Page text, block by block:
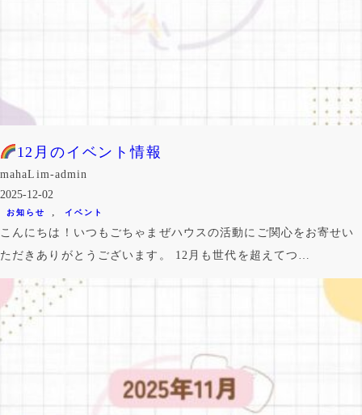
12月のイベント情報
mahaLim-admin
2025-12-02
お知らせ イベント
こんにちは！いつもごちゃまぜハウスの活動にご関心をお寄せい
ただきありがとうございます。 12月も世代を超えてつ…